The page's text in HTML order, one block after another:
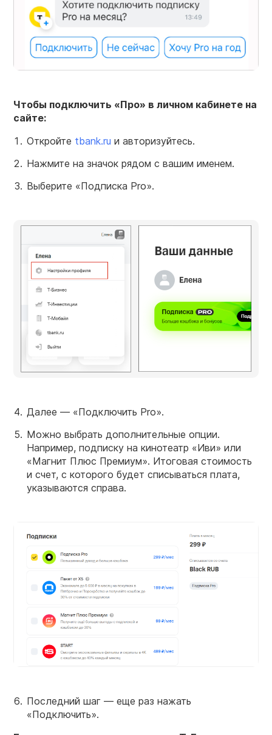
Чтобы подключить «Про» в личном кабинете на
сайте:
Откройте tbank.ru и авторизуйтесь.
Нажмите на значок рядом с вашим именем.
Выберите «Подписка Pro».
Далее — «Подключить Pro».
Можно выбрать дополнительные опции.
Например, подписку на кинотеатр «Иви» или
«Магнит Плюс Премиум». Итоговая стоимость
и счет, с которого будет списываться плата,
указываются справа.
Последний шаг — еще раз нажать
«Подключить».